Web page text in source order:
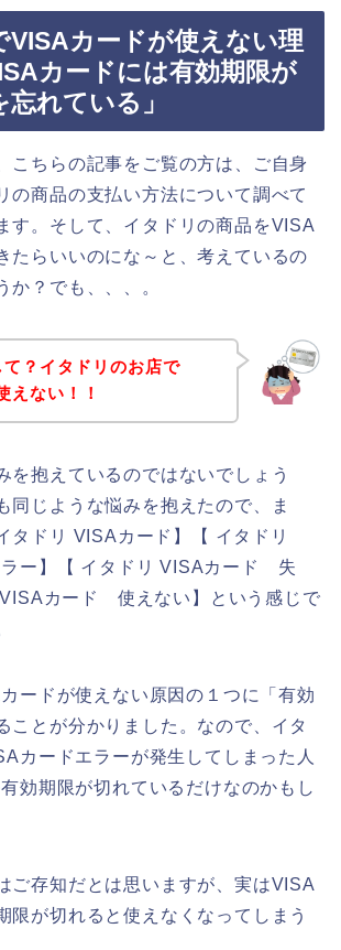
VISAカードが使えない理
カードには有効期限が
れている」
こちらの記事をご覧の方は、ご自身
の商品の支払い方法について調べて
す。そして、イタドリの商品をVISA
たらいいのにな～と、考えているの
か？でも、、、。
？イタドリのお店で
えない！！
を抱えているのではないでしょう
同じような悩みを抱えたので、ま
タドリ VISAカード】【 イタドリ
ー】【 イタドリ VISAカード 失
カード 使えない】という感じで
ードが使えない原因の１つに「有効
ことが分かりました。なので、イタ
カードエラーが発生してしまった人
効期限が切れているだけなのかもし
ご存知だとは思いますが、実はVISA
限が切れると使えなくなってしまう